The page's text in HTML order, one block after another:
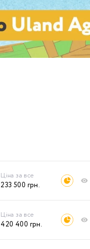
Ціна за все
233 500 грн.
Ціна за все
420 400 грн.